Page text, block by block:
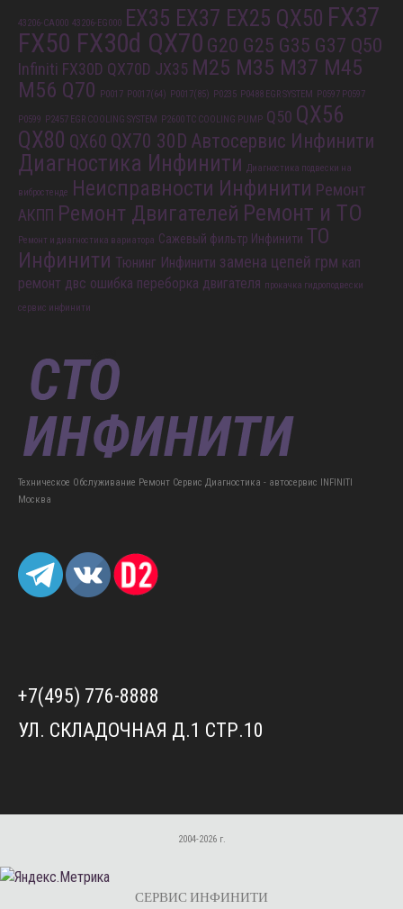
43206-CA000 43206-EG000 EX35 EX37 EX25 QX50 FX37
FX50 FX30d QX70 G20 G25 G35 G37 Q50
Infiniti FX30D QX70D JX35 M25 M35 M37 M45
M56 Q70 P0017 P0017(64) P0017(85) P0235 P0488 EGR SYSTEM P0597 P0597
P0599 P2457 EGR COOLING SYSTEM P2600 TC COOLING PUMP Q50 QX56
QX80 QX60 QX70 30D Автосервис Инфинити
Диагностика Инфинити Диагностика подвески на
вибростенде Неисправности Инфинити Ремонт
АКПП Ремонт Двигателей Ремонт и ТО
Ремонт и диагностика вариатора Сажевый фильтр Инфинити ТО
Инфинити Тюнинг Инфинити замена цепей грм кап
ремонт двс ошибка переборка двигателя прокачка гидроподвески
сервис инфинити
Техническое Обслуживание Ремонт Сервис Диагностика - автосервис INFINITI
Москва
+7(495) 776-8888
УЛ. СКЛАДОЧНАЯ Д.1 СТР.10
2004-2026 г.
СЕРВИС ИНФИНИТИ